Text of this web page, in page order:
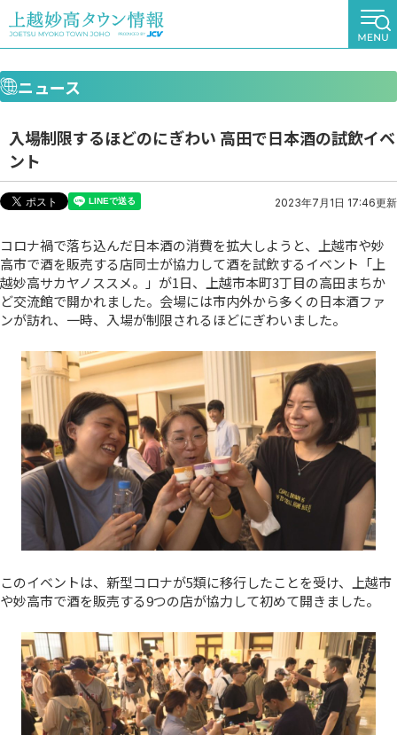
ニュース
入場制限するほどのにぎわい 高田で日本酒の試飲イベ
ント
2023年7月1日 17:46更新
コロナ禍で落ち込んだ日本酒の消費を拡大しようと、上越市や妙
高市で酒を販売する店同士が協力して酒を試飲するイベント「上
越妙高サカヤノススメ。」が1日、上越市本町3丁目の高田まちか
ど交流館で開かれました。会場には市内外から多くの日本酒ファ
ンが訪れ、一時、入場が制限されるほどにぎわいました。
このイベントは、新型コロナが5類に移行したことを受け、上越市
や妙高市で酒を販売する9つの店が協力して初めて開きました。